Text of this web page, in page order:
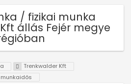
/ fizikai munka
állás Fejér megye
Trenkwalder Kft